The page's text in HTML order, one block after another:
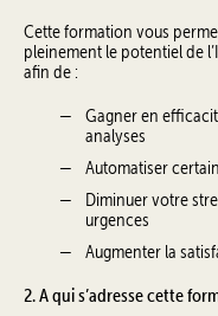
Cette formation vous
pleinement le potentiel de
afin de :
Gagner en
analyses
Automatiser
Diminuer votre
urgences
Augmenter la
2. A qui s’adresse cette